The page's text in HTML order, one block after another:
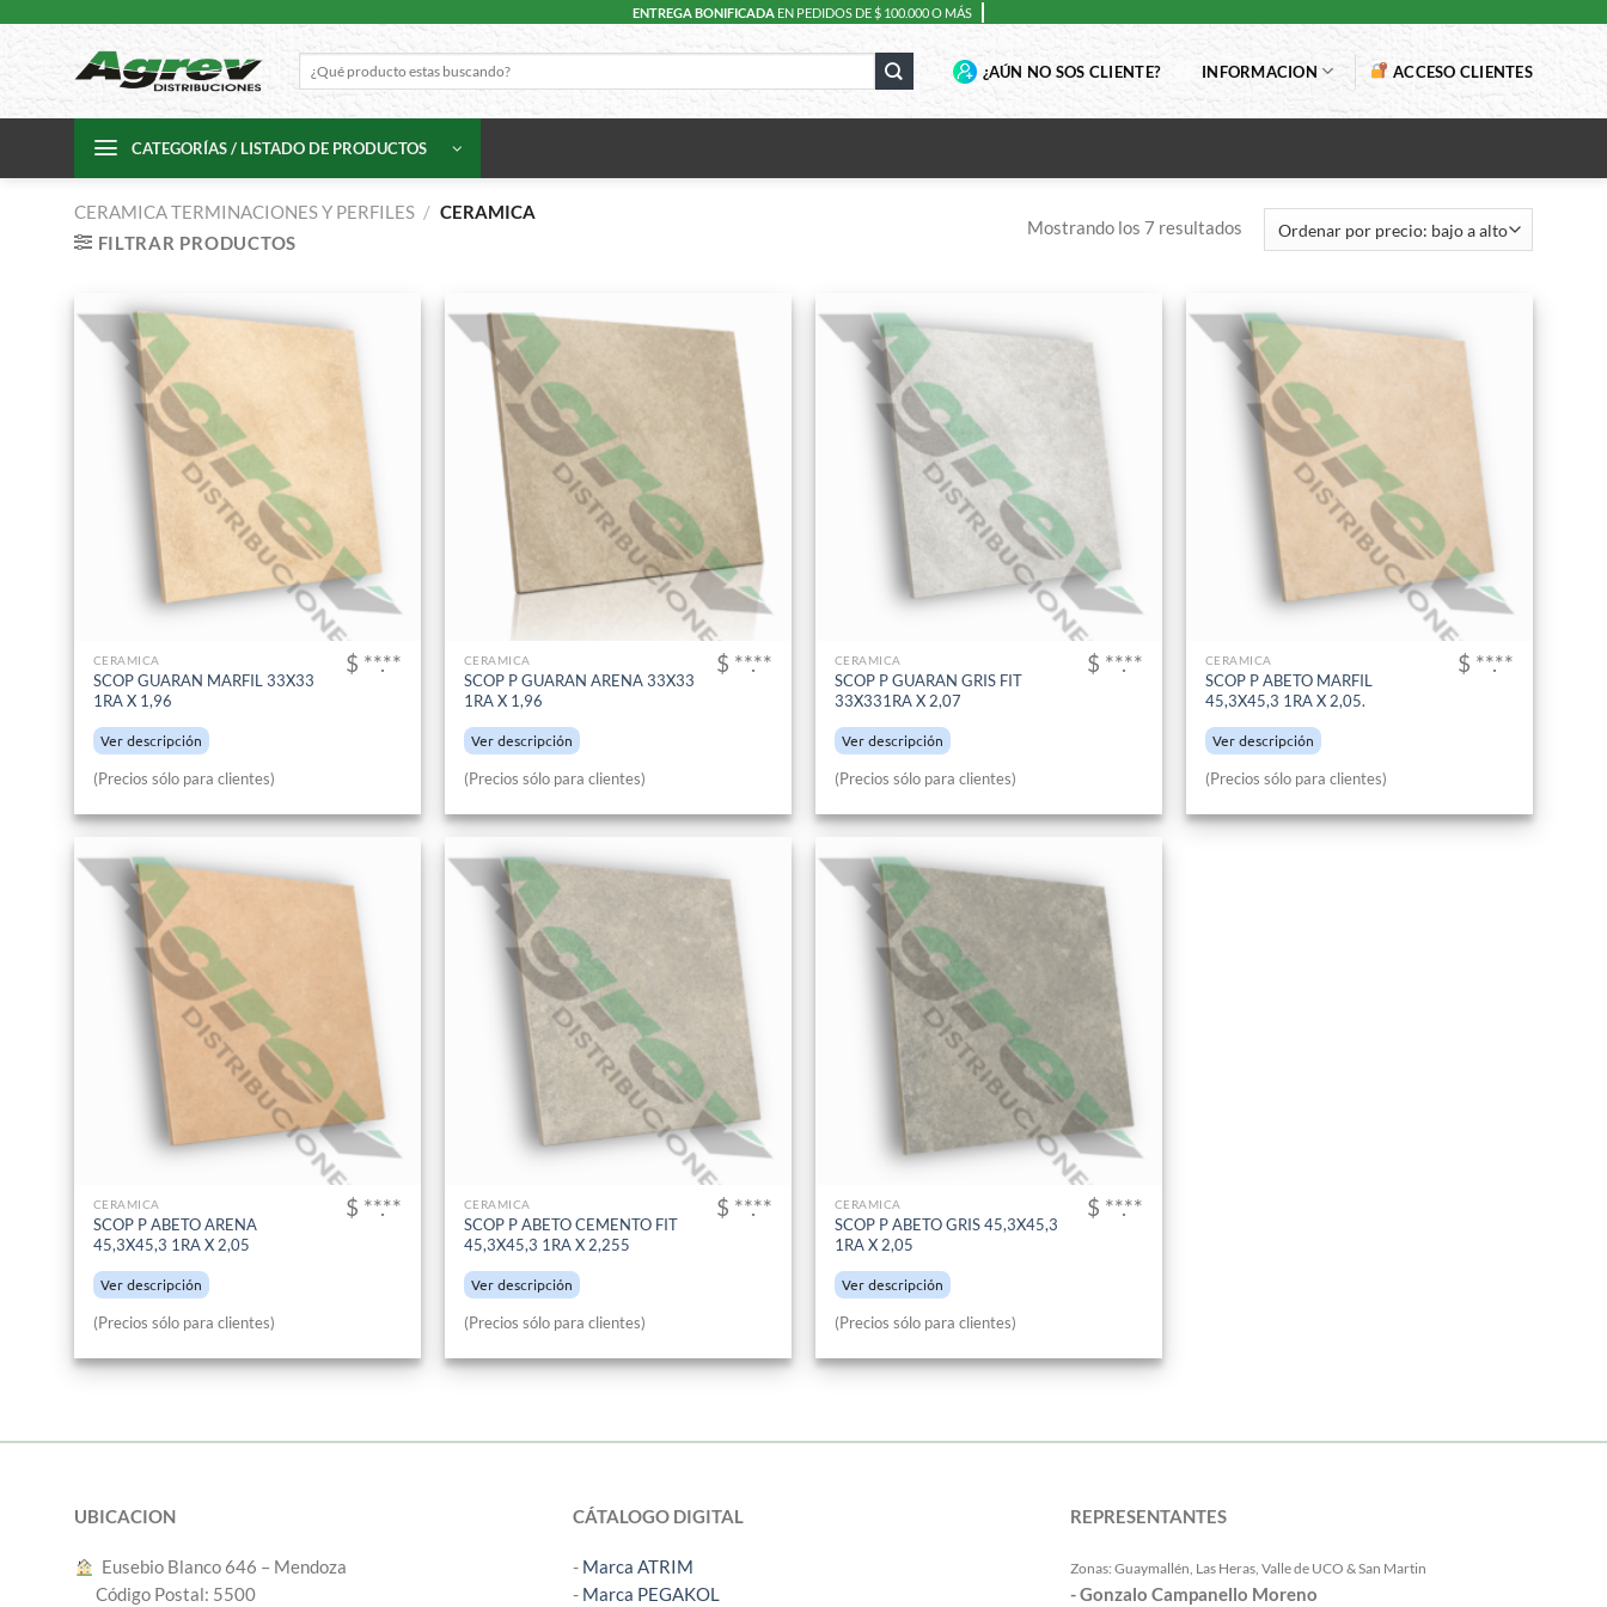
ENTREGA BONIFICADA EN PEDIDOS DE $ 100.000 O MÁS
por:
¿AÚN NO SOS CLIENTE? INFORMACION ACCESO CLIENTES
CATEGORÍAS / LISTADO DE PRODUCTOS
CERAMICA TERMINACIONES Y PERFILES / CERAMICA
FILTRAR PRODUCTOS
Mostrando los 7 resultados
CERAMICA
SCOP GUARAN MARFIL 33X33
1RA X 1,96
Ver descripción
$ **.**
(Precios sólo para clientes)
CERAMICA
SCOP P GUARAN ARENA 33X33
1RA X 1,96
Ver descripción
$ **.**
(Precios sólo para clientes)
CERAMICA
SCOP P GUARAN GRIS FIT
33X331RA X 2,07
Ver descripción
$ **.**
(Precios sólo para clientes)
CERAMICA
SCOP P ABETO MARFIL
45,3X45,3 1RA X 2,05.
Ver descripción
$ **.**
(Precios sólo para clientes)
CERAMICA
SCOP P ABETO ARENA
45,3X45,3 1RA X 2,05
Ver descripción
$ **.**
(Precios sólo para clientes)
CERAMICA
SCOP P ABETO CEMENTO FIT
45,3X45,3 1RA X 2,255
Ver descripción
$ **.**
(Precios sólo para clientes)
CERAMICA
SCOP P ABETO GRIS 45,3X45,3
1RA X 2,05
Ver descripción
$ **.**
(Precios sólo para clientes)
UBICACION
︎ Eusebio Blanco 646 – Mendoza
Código Postal: 5500
CÁTALOGO DIGITAL
- Marca ATRIM
- Marca PEGAKOL
REPRESENTANTES
Zonas: Guaymallén, Las Heras, Valle de UCO & San Martin
- Gonzalo Campanello Moreno